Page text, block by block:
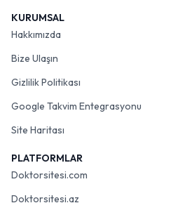
KURUMSAL
Hakkımızda
Bize Ulaşın
Gizlilik Politikası
Google Takvim Entegrasyonu
Site Haritası
PLATFORMLAR
Doktorsitesi.com
Doktorsitesi.az